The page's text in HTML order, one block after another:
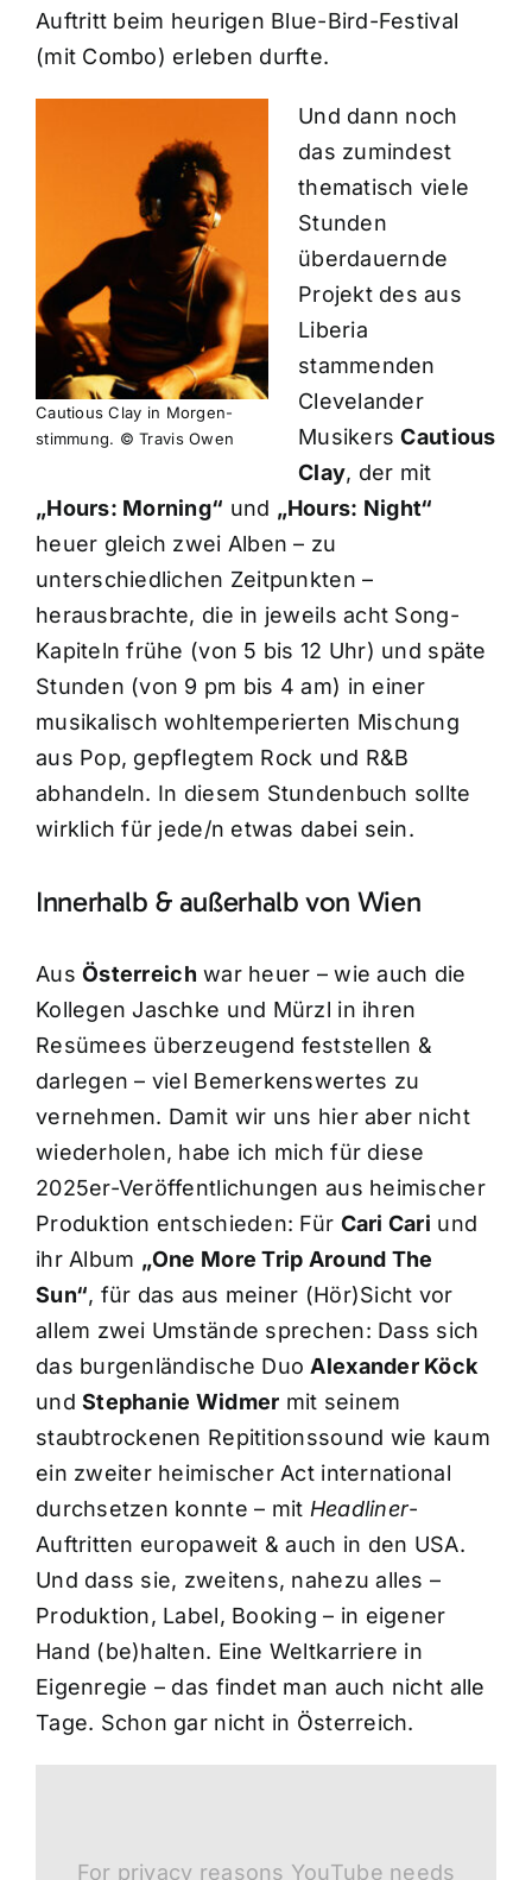
Auftritt beim heurigen Blue-Bird-Festival
(mit Combo) erleben durfte.
Cautious Clay in Morgen-
stimmung. © Travis Owen
Und dann noch
das zumindest
thematisch viele
Stunden
überdauernde
Projekt des aus
Liberia
stammenden
Clevelander
MusikersCautious
Clay, der mit
„Hours: Morning“ und „Hours: Night“
heuer gleich zwei Alben – zu
unterschiedlichen Zeitpunkten –
herausbrachte, die in jeweils acht Song-
Kapiteln frühe (von 5 bis 12 Uhr) und späte
Stunden (von 9 pm bis 4 am) in einer
musikalisch wohltemperierten Mischung
aus Pop, gepflegtem Rock und R&B
abhandeln. In diesem Stundenbuch sollte
wirklich für jede/n etwas dabei sein.
Innerhalb & außerhalb von Wien
AusÖsterreich war heuer – wie auch die
Kollegen Jaschke und Mürzl in ihren
Resümees überzeugend feststellen &
darlegen – viel Bemerkenswertes zu
vernehmen. Damit wir uns hier aber nicht
wiederholen, habe ich mich für diese
2025er-Veröffentlichungen aus heimischer
Produktion entschieden: Für Cari Cari und
ihr Album „One More Trip Around The
Sun“, für das aus meiner (Hör)Sicht vor
allem zwei Umstände sprechen: Dass sich
das burgenländische DuoAlexander Köck
undStephanie Widmer mit seinem
staubtrockenen Repititionssound wie kaum
ein zweiter heimischer Act international
durchsetzen konnte – mit Headliner-
Auftritten europaweit & auch in den USA.
Und dass sie, zweitens, nahezu alles –
Produktion, Label, Booking – in eigener
Hand (be)halten. Eine Weltkarriere in
Eigenregie – das findet man auch nicht alle
Tage. Schon gar nicht in Österreich.
For privacy reasons YouTube needs